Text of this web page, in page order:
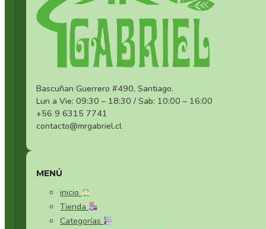
Cerámica Verde
Otras Cerámicas
Set de Cerámica Negra
Sets de Vajillas
Vajilla de Porcelana Vitrea
Vajilla para Aperitivos
Bascuñan Guerrero #490, Santiago.
Lun a Vie: 09:30 – 18:30 / Sab: 10:00 – 16:00
+56 9 6315 7741
contacto@mrgabriel.cl
MENÚ
inicio
Tienda
Categorías